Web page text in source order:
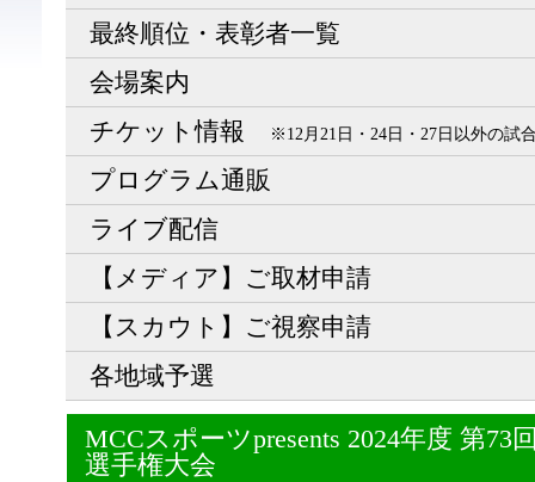
最終順位・表彰者一覧
会場案内
チケット情報
※12月21日・24日・27日以外の試
プログラム通販
ライブ配信
【メディア】ご取材申請
【スカウト】ご視察申請
各地域予選
MCCスポーツpresents 2024年度 第73
選手権大会